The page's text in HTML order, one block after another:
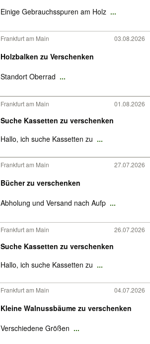
Einige Gebrauchsspuren am Holz ...
Frankfurt am Main 03.08.2026
Holzbalken zu Verschenken
Standort Oberrad ...
Frankfurt am Main 01.08.2026
Suche Kassetten zu verschenken
Hallo, ich suche Kassetten zu ...
Frankfurt am Main 27.07.2026
Bücher zu verschenken
Abholung und Versand nach Aufp ...
Frankfurt am Main 26.07.2026
Suche Kassetten zu verschenken
Hallo, ich suche Kassetten zu ...
Frankfurt am Main 04.07.2026
Kleine Walnussbäume zu verschenken
Verschiedene Größen ...